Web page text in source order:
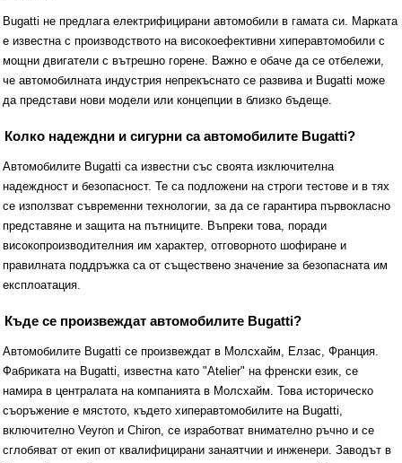
Bugatti не предлага електрифицирани автомобили в гамата си. Марката
е известна с производството на високоефективни хиперавтомобили с
мощни двигатели с вътрешно горене. Важно е обаче да се отбележи,
че автомобилната индустрия непрекъснато се развива и Bugatti може
да представи нови модели или концепции в близко бъдеще.
Колко надеждни и сигурни са автомобилите Bugatti?
Автомобилите Bugatti са известни със своята изключителна
надеждност и безопасност. Те са подложени на строги тестове и в тях
се използват съвременни технологии, за да се гарантира първокласно
представяне и защита на пътниците. Въпреки това, поради
високопроизводителния им характер, отговорното шофиране и
правилната поддръжка са от съществено значение за безопасната им
експлоатация.
Къде се произвеждат автомобилите Bugatti?
Автомобилите Bugatti се произвеждат в Молсхайм, Елзас, Франция.
Фабриката на Bugatti, известна като "Atelier" на френски език, се
намира в централата на компанията в Молсхайм. Това историческо
съоръжение е мястото, където хиперавтомобилите на Bugatti,
включително Veyron и Chiron, се изработват внимателно ръчно и се
сглобяват от екип от квалифицирани занаятчии и инженери. Заводът в